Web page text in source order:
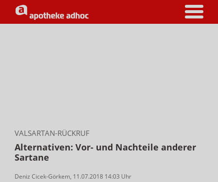
VALSARTAN-RÜCKRUF
Alternativen: Vor- und Nachteile anderer
Sartane
Deniz Cicek-Görkem, 11.07.2018 14:03 Uhr